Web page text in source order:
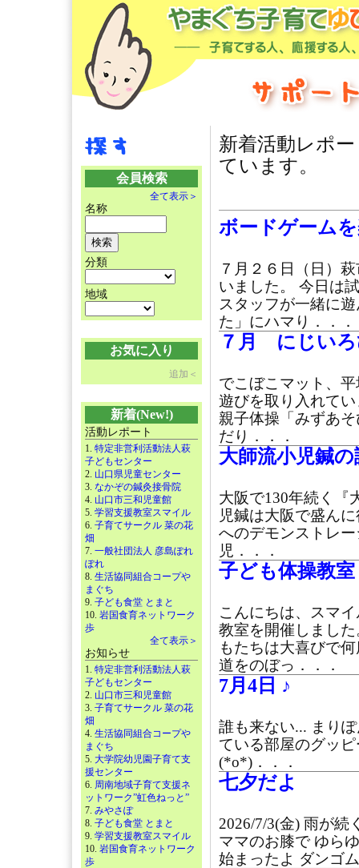
会員検索
全て表示＞
名称
分類
地域
お気に入り
追加＜
新着(New!)
活動レポート
1. 特定非営利活動法人萩
子どもセンター
2. 山口県児童センター
3. なかぞの鍼灸接骨院
4. 山口市三和児童館
5. 学習支援教室スマイル
6. 子育てサークル 菜の花
畑
7. 一般社団法人 彦島ぽれ
ぽれ
8. 生活協同組合コープや
まぐち
9. 子ども食堂 とまと
10. 岩国食育ネットワーク
歩
全て表示＞
お知らせ
1. 特定非営利活動法人萩
子どもセンター
2. 山口市三和児童館
3. 子育てサークル 菜の花
畑
4. 生活協同組合コープや
まぐち
5. 大学院幼児園子育て支
援センター
6. 周南地域子育て支援ネ
ットワーク”虹色ねっと”
7. みやさぽ
8. 子ども食堂 とまと
9. 学習支援教室スマイル
10. 岩国食育ネットワーク
歩
新着活動レポ
ています。
ボードゲーム
７月２６日（日）
いました。 今日は
スタッフが一緒に
た」にハマり．．．
７月 にじいろ
でこぼこマット、
遊びを取り入れて
親子体操「みずあ
だり．．．
大師流小児鍼
大阪で130年続く『
児鍼は大阪で盛ん
へのデモンストレ
児．．．
子ども体操教室
こんにちは、スマ
教室を開催しまし
もたちは大喜びで
道をのぼっ．．．
7月4日 ♪
誰も来ない... まり
ている部屋のグッ
(*o*)．．．
七夕だよ
2026/7/3(金) 雨が続
ママのお膝で ゆら
始まったよ ダンゴ